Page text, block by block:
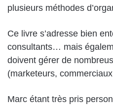
plusieurs méthodes
Ce livre s’adresse bien
consultants… mais
doivent gérer de
(marketeurs,
Marc étant très pris